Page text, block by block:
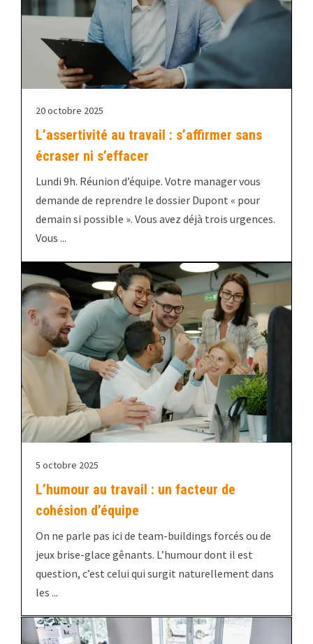
20 octobre 2025
L’assertivité au travail : s’affirmer sans
écraser ni s’effacer
Lundi 9h. Réunion d’équipe. Votre manager vous
demande de reprendre le dossier Dupont « pour
demain si possible ». Vous avez déjà trois urgences.
Vous ...
5 octobre 2025
L’humour au travail : un facteur de
cohésion d’équipe
On ne parle pas ici de team-buildings forcés ou de
jeux brise-glace gênants. L’humour dont il est
question, c’est celui qui surgit naturellement dans
les ...